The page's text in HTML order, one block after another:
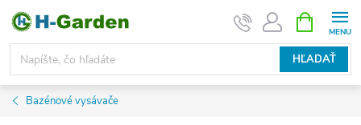
Prejsť
obsah
HĽADAŤ
KOŠÍK
Bazénové vysávače